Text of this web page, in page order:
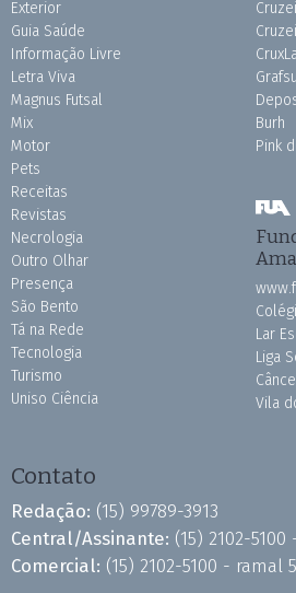
Exterior
Guia Saúde
Informação Livre
Letra Viva
Magnus Futsal
Mix
Motor
Pets
Receitas
Revistas
Necrologia
Outro Olhar
Presença
São Bento
Tá na Rede
Tecnologia
Turismo
Uniso Ciência
Burh
Pink
Lar
Liga
Vila
Contato
Redação: (15) 99789-3913
Central/Assinante: (15) 2102-
Comercial: (15) 2102-5100 - ramal